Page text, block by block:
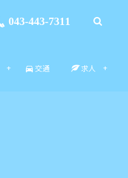
043-443-7311
交通 求人